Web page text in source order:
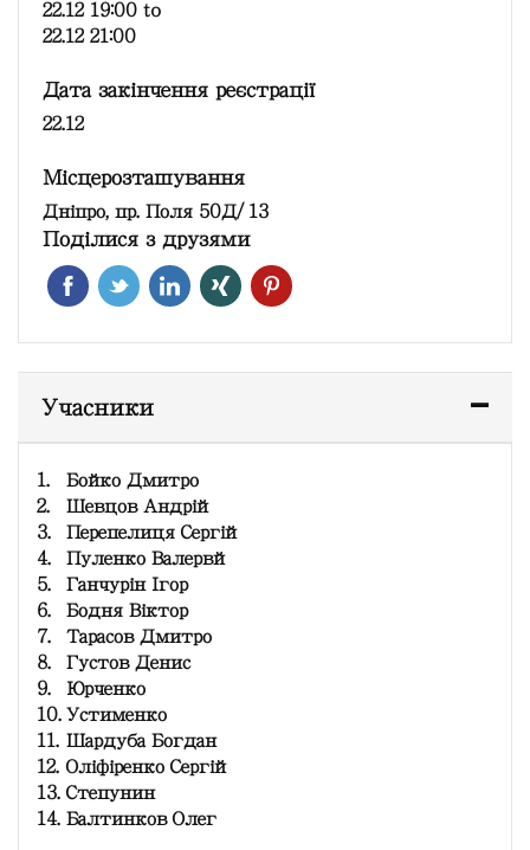
22.12 19:00 to
22.12 21:00
Дата закінчення реєстрації
22.12
Місцерозташування
Дніпро, пр. Поля 50Д/13
Поділися з друзями
Учасники
1.
Бойко Дмитро
2.
Шевцов Андрій
3.
Перепелиця Сергій
4.
Пуленко Валервй
5.
Ганчурін Ігор
6.
Бодня Віктор
7.
Тарасов Дмитро
8.
Густов Денис
9.
Юрченко
10.Устименко
11. Шардуба Богдан
12. Оліфіренко Сергій
13. Степунин
14. Балтинков Олег